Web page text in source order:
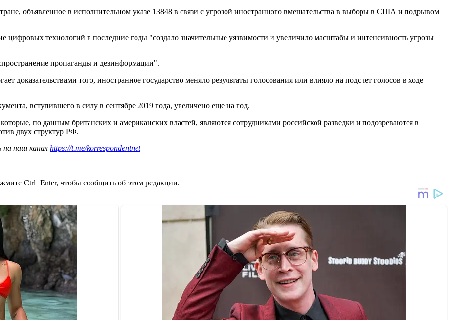
объявленное в исполнительном указе 13848 в связи с угрозой иностранного вмешательства в выборы в США и подрывом
цифровых технологий в последние годы "создало значительные уязвимости и увеличило масштабы и интенсивность угрозы
пропаганды и дезинформации".
доказательствами того, иностранное государство меняло результаты голосования или влияло на подсчет голосов в ходе
вступившего в силу в сентябре 2019 года, увеличено еще на год.
которые, по данным британских и американских властей, являются сотрудниками российской разведки и подозреваются в
двух структур РФ.
на наш канал https://t.me/korrespondentnet
Ctrl+Enter, чтобы сообщить об этом редакции.